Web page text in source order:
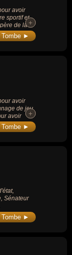
avoir
sportif et
de la +
+
Tombe ►
avoir
de jeu
avoir
Universal
de Donkey
+
+
Tombe ►
Sénateur
Tombe ►